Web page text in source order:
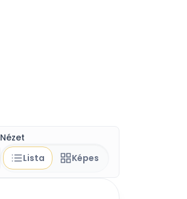
Nézet
Lista
Képes